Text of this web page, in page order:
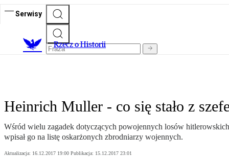
Serwisy
Rzecz o Historii
Heinrich Muller - co się stało z
Wśród wielu zagadek dotyczących powojennych losów
wpisał go na listę oskarżonych zbrodniarzy wojennych.
Aktualizacja: 16.12.2017 19:00 Publikacja: 15.12.2017 23:01